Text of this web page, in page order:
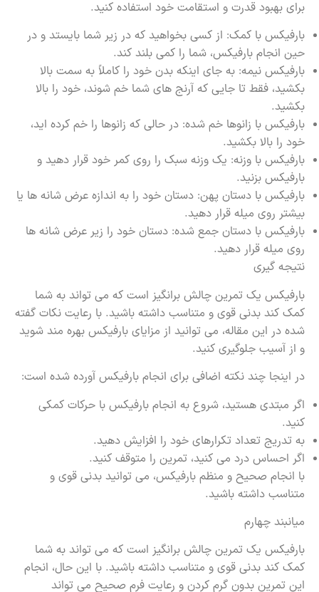
برای بهبود قدرت و استقامت خود استفاده کنید.
بارفیکس با کمک: از کسی بخواهید که در زیر شما بایستد و در
حین انجام بارفیکس، شما را کمی بلند کند.
بارفیکس نیمه: به جای اینکه بدن خود را کاملاً به سمت بالا
بکشید، فقط تا جایی که آرنج های شما خم شوند، خود را بالا
بکشید.
بارفیکس با زانوها خم شده: در حالی که زانوها را خم کرده اید،
خود را بالا بکشید.
بارفیکس با وزنه: یک وزنه سبک را روی کمر خود قرار دهید و
بارفیکس بزنید.
بارفیکس با دستان پهن: دستان خود را به اندازه عرض شانه ها یا
بیشتر روی میله قرار دهید.
بارفیکس با دستان جمع شده: دستان خود را زیر عرض شانه ها
روی میله قرار دهید.
نتیجه گیری
بارفیکس یک تمرین چالش برانگیز است که می تواند به شما
کمک کند بدنی قوی و متناسب داشته باشید. با رعایت نکات گفته
شده در این مقاله، می توانید از مزایای بارفیکس بهره مند شوید
و از آسیب جلوگیری کنید.
در اینجا چند نکته اضافی برای انجام بارفیکس آورده شده است:
اگر مبتدی هستید، شروع به انجام بارفیکس با حرکات کمکی
کنید.
به تدریج تعداد تکرارهای خود را افزایش دهید.
اگر احساس درد می کنید، تمرین را متوقف کنید.
با انجام صحیح و منظم بارفیکس، می توانید بدنی قوی و
متناسب داشته باشید.
میانبند چهارم
بارفیکس یک تمرین چالش برانگیز است که می تواند به شما
کمک کند بدنی قوی و متناسب داشته باشید. با این حال، انجام
این تمرین بدون گرم کردن و رعایت فرم صحیح می تواند